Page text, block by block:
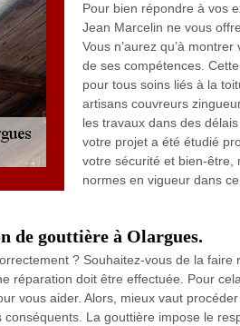
Pour bien répondre à vos
Jean Marcelin ne vous
Vous n’aurez qu’à
de ses compétences.
pour tous soins liés à la
artisans couvreurs
les travaux dans des
votre projet a été étudié
votre sécurité et bien-être,
normes en vigueur dans
de gouttière à Olargues.
? Souhaitez-vous de la faire
réparation doit être effectuée. Pour
vous aider. Alors, mieux vaut
La gouttière impose le